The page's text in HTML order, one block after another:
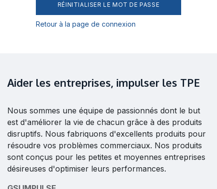
RÉINITIALISER LE MOT DE PASSE
Retour à la page de connexion
Aider les entreprises, impulser les TPE
Nous sommes une équipe de passionnés dont le but
est d'améliorer la vie de chacun grâce à des produits
disruptifs. Nous fabriquons d'excellents produits pour
résoudre vos problèmes commerciaux. Nos produits
sont conçus pour les petites et moyennes entreprises
désireuses d'optimiser leurs performances.